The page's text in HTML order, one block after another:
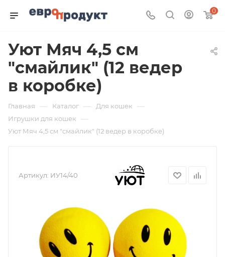
0
Уют Мяч 4,5 см
"смайлик" (12 ведер
в коробке)
Главная — Каталог — Для кошек —
Игрушки для кошек —
Уют Мяч 4,5 см "смайлик" (12 ведер в коробке)
Артикул: ИУ14/40